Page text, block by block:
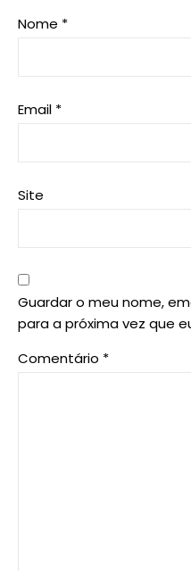
Nome *
Email *
Site
Guardar o meu nome,
para a próxima vez que
Comentário *